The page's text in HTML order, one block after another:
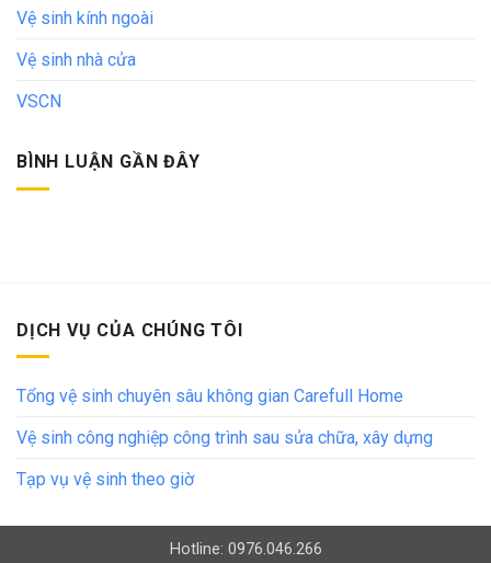
Vệ sinh kính ngoài
Vệ sinh nhà cửa
VSCN
BÌNH LUẬN GẦN ĐÂY
DỊCH VỤ CỦA CHÚNG TÔI
Tổng vệ sinh chuyên sâu không gian Carefull Home
Vệ sinh công nghiệp công trình sau sửa chữa, xây dựng
Tạp vụ vệ sinh theo giờ
Hotline: 0976.046.266